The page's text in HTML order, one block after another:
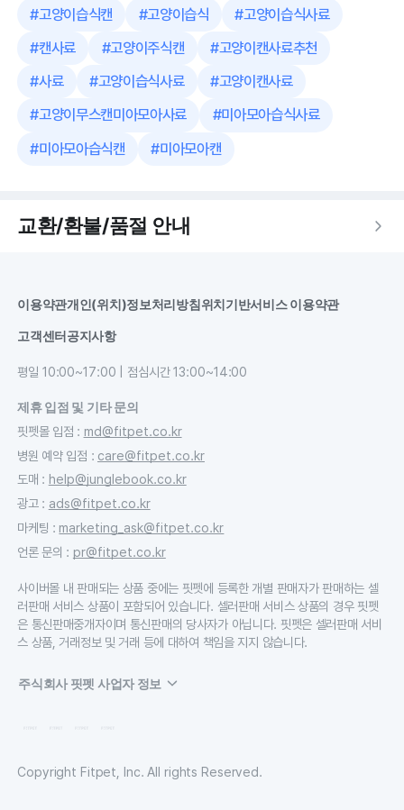
#고양이습식캔 #고양이습식 #고양이습식사료
#캔사료 #고양이주식캔 #고양이캔사료추천
#사료 #고양이습식사료 #고양이캔사료
#고양이무스캔미아모아사료 #미아모아습식사료
#미아모아습식캔 #미아모아캔
교환/환불/품절 안내
이용약관개인(위치)정보처리방침위치기반서비스 이용약관
고객센터공지사항
평일 10:00~17:00 | 점심시간 13:00~14:00
제휴 입점 및 기타 문의
핏펫몰 입점 : md@fitpet.co.kr
병원 예약 입점 : care@fitpet.co.kr
도매 : help@junglebook.co.kr
광고: ads@fitpet.co.kr
마케팅 : marketing_ask@fitpet.co.kr
언론 문의 : pr@fitpet.co.kr
사이버몰 내 판매되는 상품 중에는 핏펫에 등록한 개별 판매자가 판매하는 셀
러판매 서비스 상품이 포함되어 있습니다. 셀러판매 서비스 상품의 경우 핏펫
은 통신판매중개자이며 통신판매의 당사자가 아닙니다. 핏펫은 셀러판매 서비
스 상품, 거래정보 및 거래 등에 대하여 책임을 지지 않습니다.
주식회사 핏펫 사업자 정보
Copyright Fitpet, Inc. All rights Reserved.